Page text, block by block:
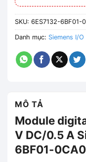
SKU: 6ES7132-6BF01-
Danh mục: Siemens I/
MÔ TẢ
Module
V DC/0.5 A
6BF01-0CA0